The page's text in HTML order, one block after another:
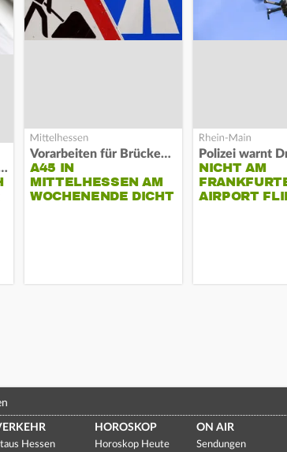
zum Sparen auf
Vorarbeiten für Brücken-Neubau
A45 IN
MITTELHESSEN AM
WOCHENENDE DICHT
NICHT AM
AIRPORT
Hessen
HOROSKOP
Horoskop Heute
ON AIR
Sendungen